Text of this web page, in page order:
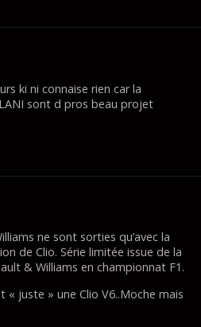
ki ni connaise rien car la
sont d pros beau projet
ne sont sorties qu’avec la
de Clio. Série limitée issue de la
& Williams en championnat F1.
« juste » une Clio V6..Moche mais